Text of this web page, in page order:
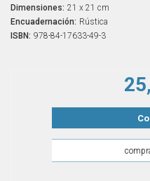
Dimensiones: 21 x 21 cm
Encuadernación: Rústica
ISBN: 978-84-17633-49-3